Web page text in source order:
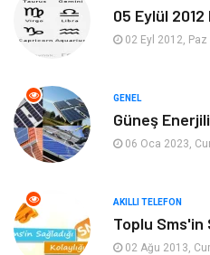
Ekonomi
Tanıtıcı Reklam
Dekorasyon
05 Eylül
02 Eyl 2012, Paz
GENEL
Güneş
06 Oca 2023,
AKILLI TELEFON
Toplu Sms'in
02 Ağu 2013,